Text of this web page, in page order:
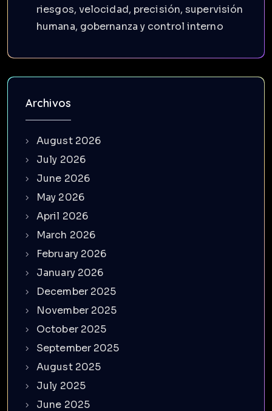
riesgos, velocidad, precisión, supervisión
humana, gobernanza y control interno
Archivos
August 2026
July 2026
June 2026
May 2026
April 2026
March 2026
February 2026
January 2026
December 2025
November 2025
October 2025
September 2025
August 2025
July 2025
June 2025